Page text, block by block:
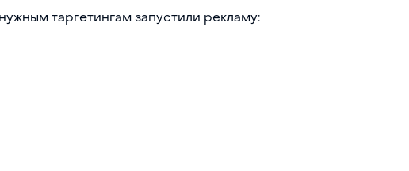
таргетингам запустили рекламу: